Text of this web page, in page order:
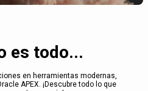
es todo...
en herramientas modernas,
APEX. ¡Descubre todo lo que